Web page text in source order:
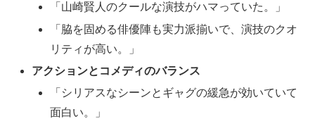
「山崎賢人のクールな演技がハマっていた。」
「脇を固める俳優陣も実力派揃いで、演技のクオ
リティが高い。」
アクションとコメディのバランス
「シリアスなシーンとギャグの緩急が効いていて
面白い。」